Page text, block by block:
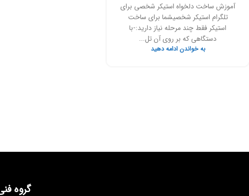
آموزش ساخت دلخواه استیکر شخصی برای
تلگرام استیکر شخصیشما برای ساخت
استیکر فقط چند مرحله نیاز دارید:-با
دستگاهی که بر روی آن تل...
به خواندن ادامه دهید
گروه